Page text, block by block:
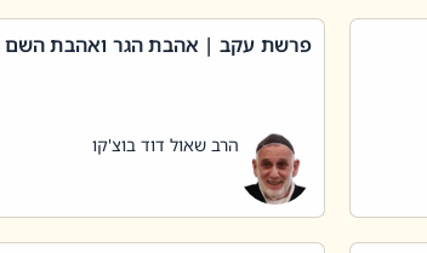
פרשת עקב | אהבת הגר ואהבת השם
הרב שאול דוד בוצ'קו